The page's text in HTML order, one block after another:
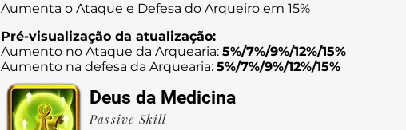
Aumenta o Ataque e Defesa do Arqueiro em 15%
Pré-visualização da atualização:
Aumento no Ataque da Arquearia: 5%/7%/9%/12%/15%
Aumento na defesa da Arquearia: 5%/7%/9%/12%/15%
Deus da Medicina
Passive Skill